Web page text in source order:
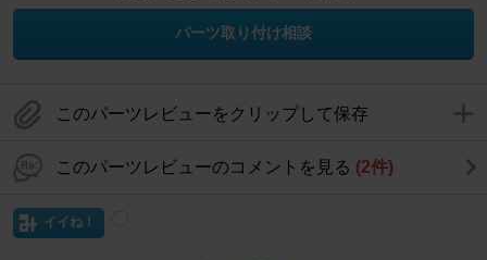
パーツ取り付け相談
このパーツレビューをクリップして保存
このパーツレビューのコメントを見る (2件)
イイね！